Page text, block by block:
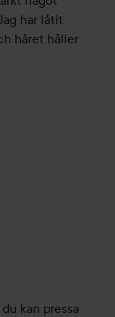
har låtit
håret håller
kan pressa